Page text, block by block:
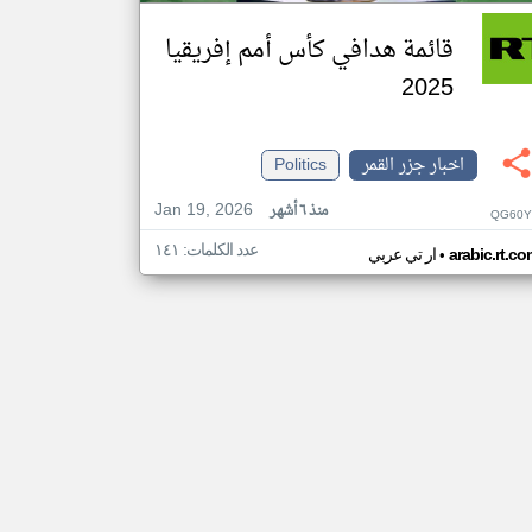
قائمة هدافي كأس أمم إفريقيا
2025
اخبار جزر القمر
Politics
Jan 19, 2026
منذ ٦ أشهر
ار تي عربي• عدد الكلمات: ١٤١